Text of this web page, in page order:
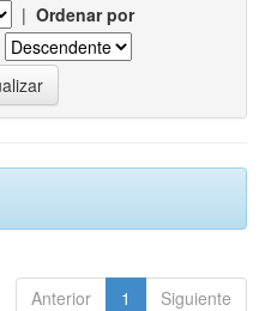
| Ordenar por
Anterior 1 Siguiente